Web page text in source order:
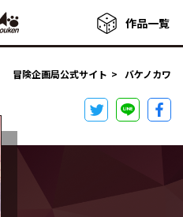
作品一覧
冒険企画局公式サイト > バケノカワ